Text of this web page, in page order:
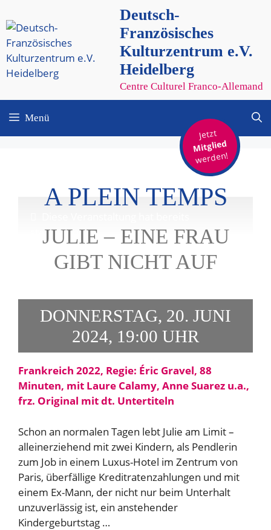
Inhalt
springen
Deutsch-
Französisches
Kulturzentrum e.V.
Heidelberg
Centre Culturel Franco-Allemand
Jetzt
Mitglied
werden!
Menü
stattgefunden.
A PLEIN TEMPS
JULIE – EINE FRAU
GIBT NICHT AUF
DONNERSTAG, 20. JUNI
2024, 19:00 UHR
Frankreich 2022, Regie: Éric Gravel, 88
Minuten, mit Laure Calamy, Anne Suarez u.a.,
frz. Original mit dt. Untertiteln
Schon an normalen Tagen lebt Julie am Limit –
alleinerziehend mit zwei Kindern, als Pendlerin
zum Job in einem Luxus-Hotel im Zentrum von
Paris, überfällige Kreditratenzahlungen und mit
einem Ex-Mann, der nicht nur beim Unterhalt
unzuverlässig ist, ein anstehender
Kindergeburtstag …